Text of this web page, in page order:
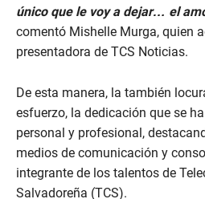
s
único que le voy a dejar… el
comentó Mishelle Murga, quien
presentadora de TCS Noticias.
De esta manera, la también
esfuerzo, la dedicación que se
personal y profesional,
medios de comunicación y
integrante de los talentos de
Salvadoreña (TCS).